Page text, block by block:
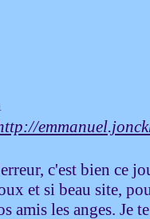
c'est bien ce
et si beau site,
amis les anges. Je